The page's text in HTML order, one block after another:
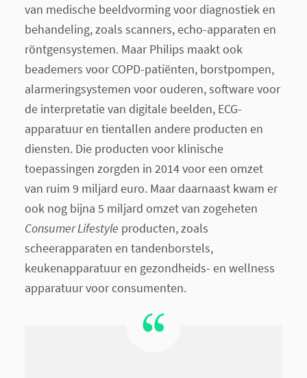
van medische beeldvorming voor diagnostiek en
behandeling, zoals scanners, echo-apparaten en
röntgensystemen. Maar Philips maakt ook
beademers voor COPD-patiënten, borstpompen,
alarmeringsystemen voor ouderen, software voor
de interpretatie van digitale beelden, ECG-
apparatuur en tientallen andere producten en
diensten. Die producten voor klinische
toepassingen zorgden in 2014 voor een omzet
van ruim 9 miljard euro. Maar daarnaast kwam er
ook nog bijna 5 miljard omzet van zogeheten
Consumer Lifestyle producten, zoals
scheerapparaten en tandenborstels,
keukenapparatuur en gezondheids- en wellness
apparatuur voor consumenten.